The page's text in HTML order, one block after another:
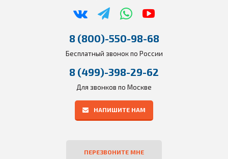
8 (800)-550-98-68
Бесплатный звонок по России
8 (499)-398-29-62
Для звонков по Москве
НАПИШИТЕ НАМ
ПЕРЕЗВОНИТЕ МНЕ